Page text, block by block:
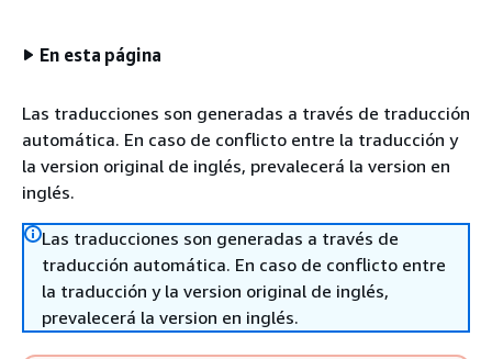
En esta página
Las traducciones son generadas a través de traducción
automática. En caso de conflicto entre la traducción y
la version original de inglés, prevalecerá la version en
inglés.
Las traducciones son generadas a través de
traducción automática. En caso de conflicto entre
la traducción y la version original de inglés,
prevalecerá la version en inglés.